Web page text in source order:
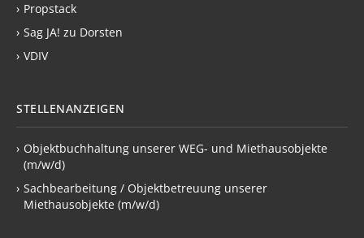
› Propstack
› Sag JA! zu Dorsten
› VDIV
STELLENANZEIGEN
› Objektbuchhaltung unserer WEG- und Miethausobjekte
(m/w/d)
› Sachbearbeitung / Objektbetreuung unserer
Miethausobjekte (m/w/d)